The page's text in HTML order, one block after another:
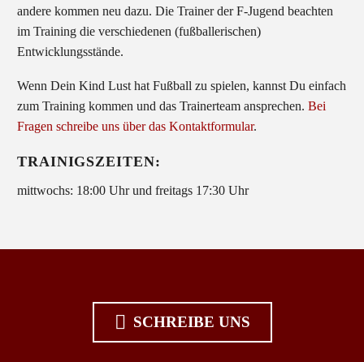
andere kommen neu dazu. Die Trainer der F-Jugend beachten
im Training die verschiedenen (fußballerischen)
Entwicklungsstände.
Wenn Dein Kind Lust hat Fußball zu spielen, kannst Du einfach
zum Training kommen und das Trainerteam ansprechen. Bei
Fragen schreibe uns über das Kontaktformular.
TRAINIGSZEITEN:
mittwochs: 18:00 Uhr und freitags 17:30 Uhr
 SCHREIBE UNS